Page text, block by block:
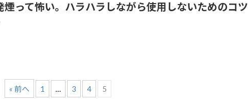
って怖い。ハラハラしながら使用しないためのコツ
« 前へ 1 … 3 4 5